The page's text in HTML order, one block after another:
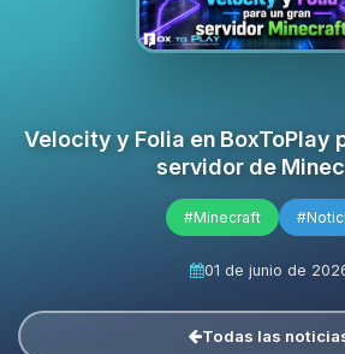
Velocity y Folia en BoxToPlay
servidor de
#Minecraft
01 de junio de
Todas las